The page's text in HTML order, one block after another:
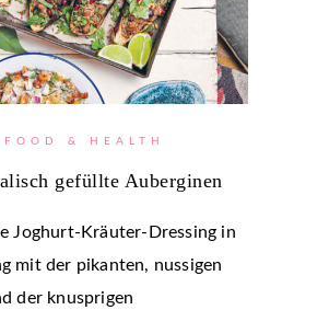
FOOD & HEALTH
gefüllte Auberginen
Joghurt-Kräuter-Dressing in
mit der pikanten, nussigen
der knusprigen